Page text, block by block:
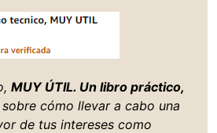
MUY ÚTIL. Un libro práctico,
cómo llevar a cabo una
de tus intereses como